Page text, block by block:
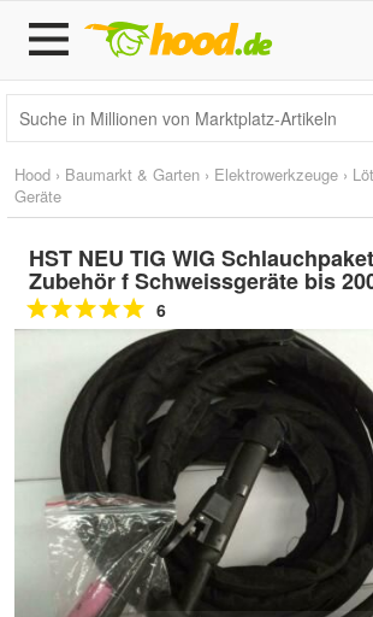
Hood › Baumarkt & Garten › Elektrowerkzeuge ›
Geräte
HST NEU TIG WIG
Zubehör f Schweissgeräte bis
6